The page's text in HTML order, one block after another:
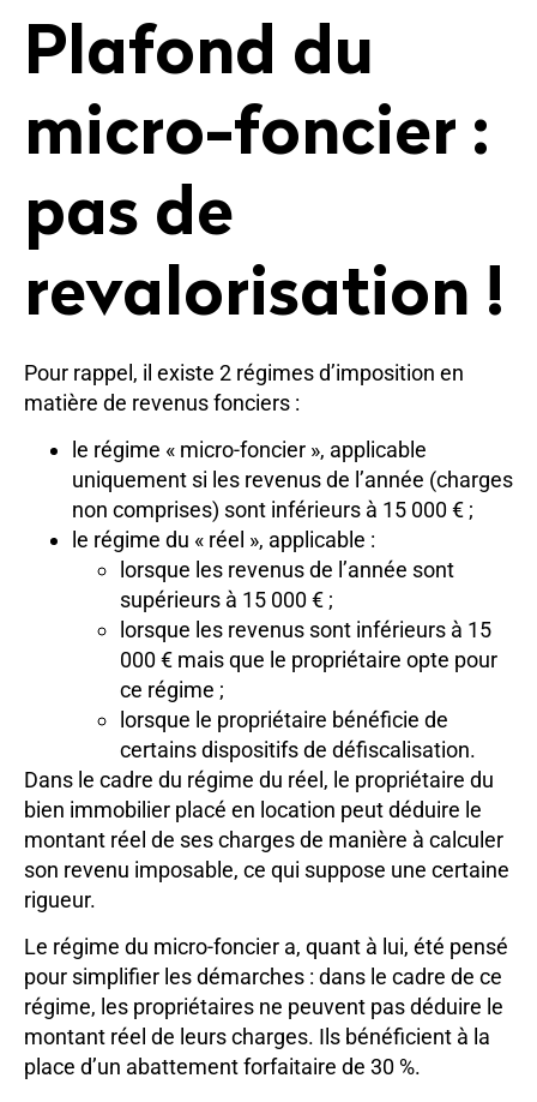
Plafond du
micro-foncier :
pas de
revalorisation !
Pour rappel, il existe 2 régimes d’imposition en
matière de revenus fonciers :
le régime « micro-foncier », applicable
uniquement si les revenus de l’année (charges
non comprises) sont inférieurs à 15 000 € ;
le régime du « réel », applicable :
lorsque les revenus de l’année sont
supérieurs à 15 000 € ;
lorsque les revenus sont inférieurs à 15
000 € mais que le propriétaire opte pour
ce régime ;
lorsque le propriétaire bénéficie de
certains dispositifs de défiscalisation.
Dans le cadre du régime du réel, le propriétaire du
bien immobilier placé en location peut déduire le
montant réel de ses charges de manière à calculer
son revenu imposable, ce qui suppose une certaine
rigueur.
Le régime du micro-foncier a, quant à lui, été pensé
pour simplifier les démarches : dans le cadre de ce
régime, les propriétaires ne peuvent pas déduire le
montant réel de leurs charges. Ils bénéficient à la
place d’un abattement forfaitaire de 30 %.